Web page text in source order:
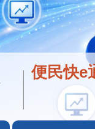
便民快e